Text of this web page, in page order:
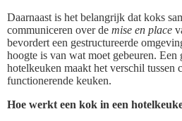
Daarnaast is het belangrijk dat koks
communiceren over de mise en place
bevordert een gestructureerde
hoogte is van wat moet gebeuren.
hotelkeuken maakt het verschil tussen
functionerende keuken.
Hoe werkt een kok in een